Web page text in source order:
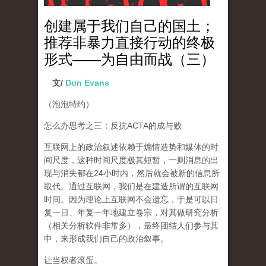
创建属于我们自己的国土；
推荐非暴力直接行动的终极
形式——为自由而战（三）
文/ Don Evans
（泡泡特约）
怎么办思考之三：反抗ACTA的成与败
互联网上的政治叙述依赖于煽情造势和媒体的时
间尺度，这种时间尺度极其短暂，一则消息的出
现与消失都在24小时内，然后就会被新的信息所
取代。通过互联网，我们是在建造所谓的互联网
时间。因为理论上互联网不会遗忘，于是可以日
复一日、年复一年地建立卷宗，对其做研究分析
（相关分析软件非常多）， 最终团结人们参与其
中，来形成我们自己的政治叙事。
让当权者滚蛋。